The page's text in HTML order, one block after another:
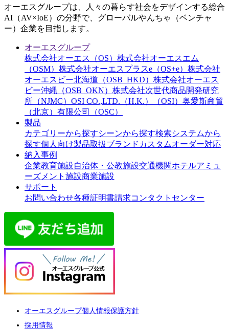
オーエスグループは、人々の暮らす社会をデザインする総合
AI（AV×IoE）の分野で、グローバルやんちゃ（ベンチャ
ー）企業を目指します。
オーエスグループ
株式会社オーエス（OS） 株式会社オーエスエム
（OSM） 株式会社オーエスプラスe（OS+e） 株式会社
オーエスビー北海道（OSB_HKD） 株式会社オーエス
ビー沖縄（OSB_OKN） 株式会社次世代商品開発研究
所（NJMC） OSI CO.,LTD.（H.K.）（OSI） 奥愛斯商貿
（北京）有限公司（OSC）
製品
カテゴリーから探すシーンから探す検索システムから
探す個人向け製品取扱ブランド カスタムオーダー対応
納入事例
企業教育施設自治体・公教施設交通機関ホテルアミュ
ーズメント施設商業施設
サポート
お問い合わせ各種証明書請求コンタクトセンター
オーエスグループ個人情報保護方針
採用情報